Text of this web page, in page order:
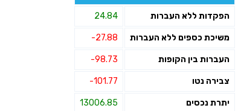
הפקדות ללא העברות 24.84
משיכת כספים ללא העברות -27.88
העברות בין הקופות -98.73
צבירה נטו -101.77
יתרת נכסים 13006.85